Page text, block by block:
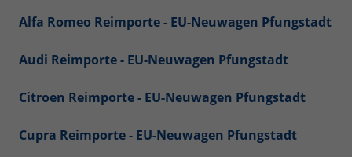
Alfa Romeo Reimporte - EU-Neuwagen Pfungstadt
Audi Reimporte - EU-Neuwagen Pfungstadt
Citroen Reimporte - EU-Neuwagen Pfungstadt
Cupra Reimporte - EU-Neuwagen Pfungstadt